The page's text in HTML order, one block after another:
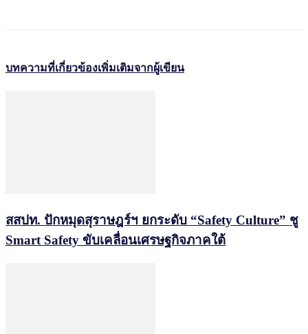
บทความที่เกี่ยวข้องเพิ่มเติมจากผู้เขียน
สสปท. ปักหมุดสุราษฎร์ฯ ยกระดับ “Safety Culture” ชู
Smart Safety ขับเคลื่อนเศรษฐกิจภาคใต้